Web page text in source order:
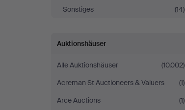
Sonstiges
(14)
Auktionshäuser
Alle Auktionshäuser
(10.002)
Acreman St Auctioneers & Valuers
(1)
Arce Auctions
(1)